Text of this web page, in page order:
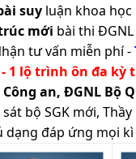
suy luận khoa học
mới bài thi ĐGNL
tư vấn miễn phí -
- 1 lộ trình ôn đa kỳ
an, ĐGNL Bộ
bộ SGK mới,
dạng đáp ứng mọi